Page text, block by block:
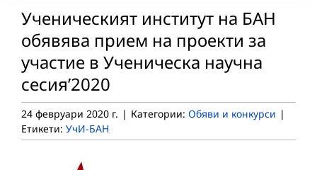
Ученическият институт на БАН
обявява прием на проекти за
участие в Ученическа научна
сесия’2020
24 февруари 2020 г. | Категории: Обяви и конкурси |
Етикети: УчИ-БАН